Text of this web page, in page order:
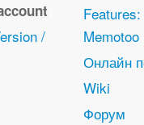
/
Memotoo
Онлайн
Wiki
Форум